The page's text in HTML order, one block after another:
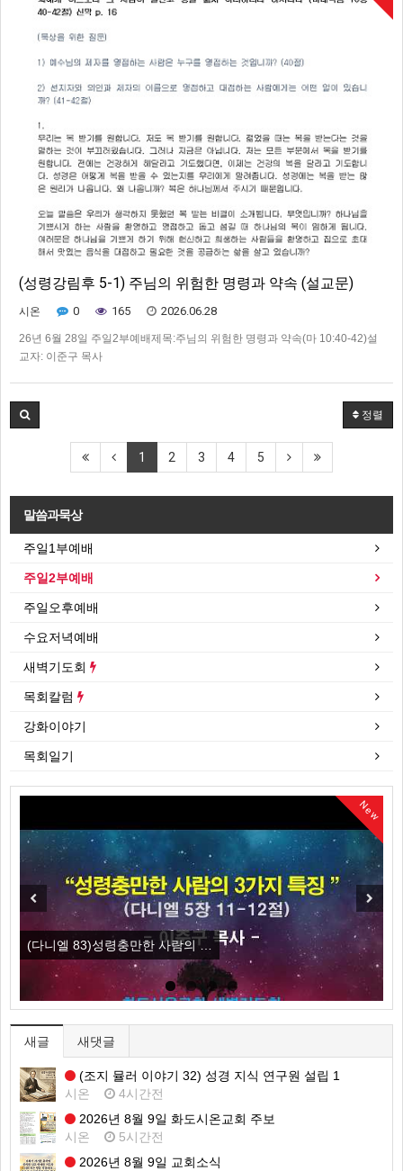
(성령강림후 5-1) 주님의 위험한 명령과 약속 (설교문)
시온 0 165 2026.06.28
26년 6월 28일 주일2부예배제목:주님의 위험한 명령과 약속(마 10:40-42)설
교자: 이준구 목사
정렬
1 2 3 4 5
말씀과묵상
주일1부예배
주일2부예배
주일오후예배
수요저녁예배
새벽기도회
목회칼럼
강화이야기
목회일기
New
(조지 뮬러 이야기 32) 성경 …
Next
새글 새댓글
(조지 뮬러 이야기 32) 성경 지식 연구원 설립 1
시온
4시간전
2026년 8월 9일 화도시온교회 주보
시온
5시간전
2026년 8월 9일 교회소식